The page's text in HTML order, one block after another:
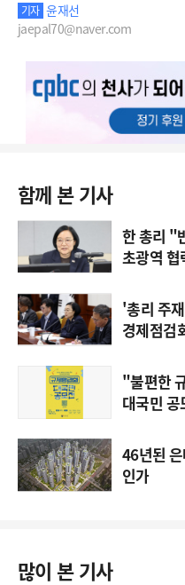
기자 윤재선
jaepal70@naver.com
함께 본 기사
한 총리 "
초광역 협
'총리 주
경제점검
"불편한
대국민 공
46년된
인가
많이 본 기사